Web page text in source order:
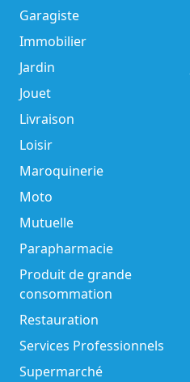
Garagiste
Immobilier
Jardin
Jouet
Livraison
Loisir
Maroquinerie
Moto
Mutuelle
Parapharmacie
Produit de grande
consommation
Restauration
Services Professionnels
Supermarché